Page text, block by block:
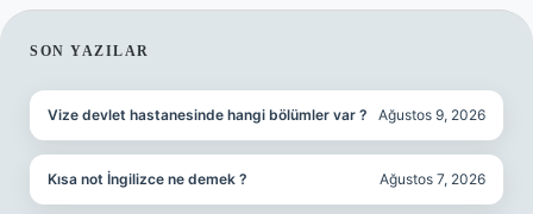
SIDEBAR
SON YAZILAR
Vize devlet hastanesinde hangi bölümler var ? Ağustos 9, 2026
Kısa not İngilizce ne demek ? Ağustos 7, 2026